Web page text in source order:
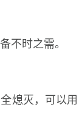
不时之需。
熄灭，可以用